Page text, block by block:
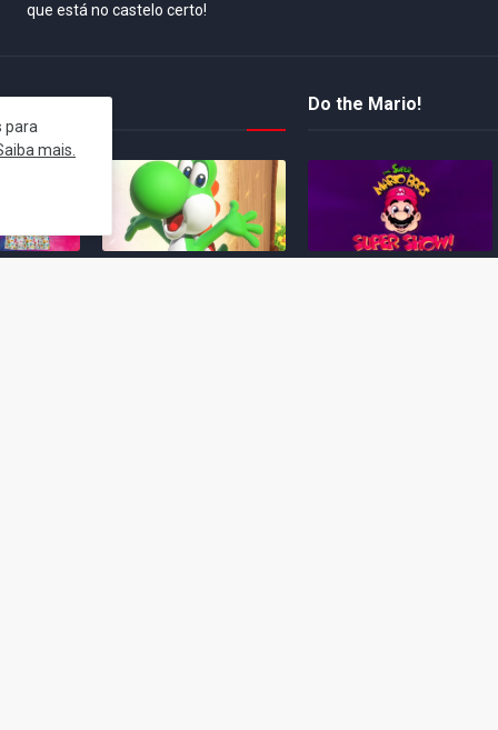
que está no castelo certo!
Do the Mario!
para
mais.